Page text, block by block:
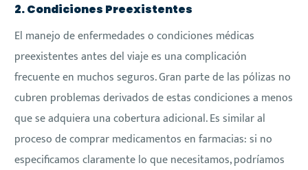
2. Condiciones Preexistentes
El manejo de enfermedades o condiciones médicas
preexistentes antes del viaje es una complicación
frecuente en muchos seguros. Gran parte de las pólizas no
cubren problemas derivados de estas condiciones a menos
que se adquiera una cobertura adicional. Es similar al
proceso de comprar medicamentos en farmacias: si no
especificamos claramente lo que necesitamos, podríamos